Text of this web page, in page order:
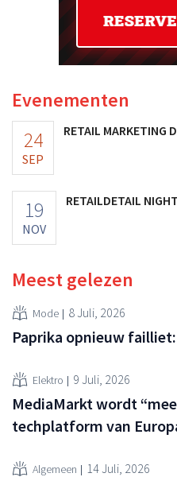
Evenementen
24
SEP
RETAIL MARKETING
19
NOV
RETAILDETAIL
Meest gelezen
Mode 8 Juli, 2026
Paprika opnieuw
Elektro 9 Juli, 2026
MediaMarkt wordt
techplatform van
Algemeen 14 Juli, 2026